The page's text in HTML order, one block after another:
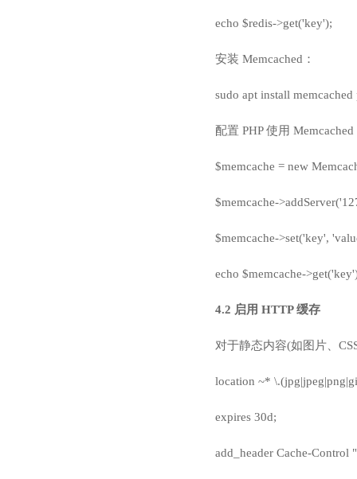
echo $redis->get('key');
安装 Memcached：
sudo apt install
配置 PHP 使用 Memcached
$memcache = new
$memcache-
$memcache->set('key',
echo $memcache-
4.2 启用 HTTP 缓存
对于静态内容(如图片、
location ~*
expires 30d;
add_header Cache-Control